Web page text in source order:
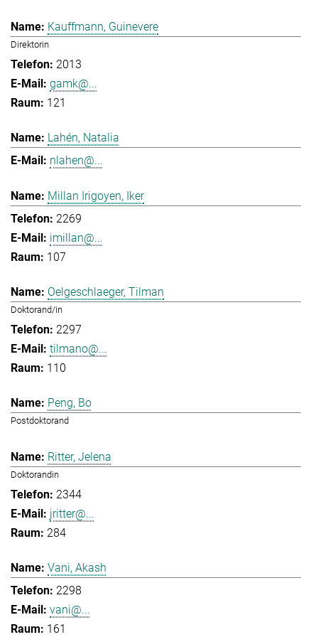
Kauffmann, Guinevere
Direktorin
2013
gamk@...
121
Lahén, Natalia
nlahen@...
Millan Irigoyen, Iker
2269
imillan@...
107
Oelgeschlaeger, Tilman
Doktorand/in
2297
tilmano@...
110
Peng, Bo
Postdoktorand
Ritter, Jelena
Doktorandin
2344
jritter@...
284
Vani, Akash
2298
vani@...
161